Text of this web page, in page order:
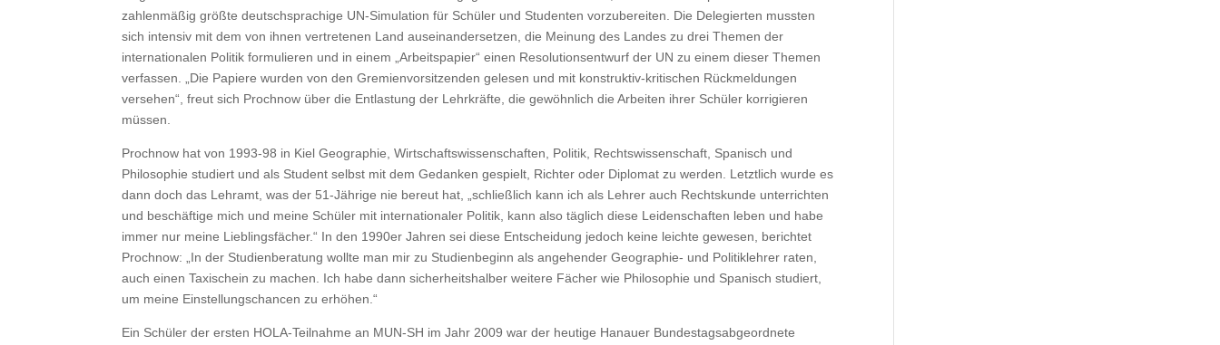
zahlenmäßig größte deutschsprachige UN-Simulation für Schüler und Studenten vorzubereiten. Die Delegierten mussten
sich intensiv mit dem von ihnen vertretenen Land auseinandersetzen, die Meinung des Landes zu drei Themen der
internationalen Politik formulieren und in einem „Arbeitspapier“ einen Resolutionsentwurf der UN zu einem dieser Themen
verfassen. „Die Papiere wurden von den Gremienvorsitzenden gelesen und mit konstruktiv-kritischen Rückmeldungen
versehen“, freut sich Prochnow über die Entlastung der Lehrkräfte, die gewöhnlich die Arbeiten ihrer Schüler korrigieren
müssen.
Prochnow hat von 1993-98 in Kiel Geographie, Wirtschaftswissenschaften, Politik, Rechtswissenschaft, Spanisch und
Philosophie studiert und als Student selbst mit dem Gedanken gespielt, Richter oder Diplomat zu werden. Letztlich wurde es
dann doch das Lehramt, was der 51-Jährige nie bereut hat, „schließlich kann ich als Lehrer auch Rechtskunde unterrichten
und beschäftige mich und meine Schüler mit internationaler Politik, kann also täglich diese Leidenschaften leben und habe
immer nur meine Lieblingsfächer.“ In den 1990er Jahren sei diese Entscheidung jedoch keine leichte gewesen, berichtet
Prochnow: „In der Studienberatung wollte man mir zu Studienbeginn als angehender Geographie- und Politiklehrer raten,
auch einen Taxischein zu machen. Ich habe dann sicherheitshalber weitere Fächer wie Philosophie und Spanisch studiert,
um meine Einstellungschancen zu erhöhen.“
Ein Schüler der ersten HOLA-Teilnahme an MUN-SH im Jahr 2009 war der heutige Hanauer Bundestagsabgeordnete